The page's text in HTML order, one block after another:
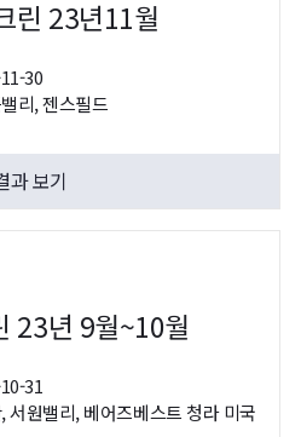
린 23년11월
30
리, 젠스필드
과 보기
23년 9월~10월
31
서원밸리, 베어즈베스트 청라 미국